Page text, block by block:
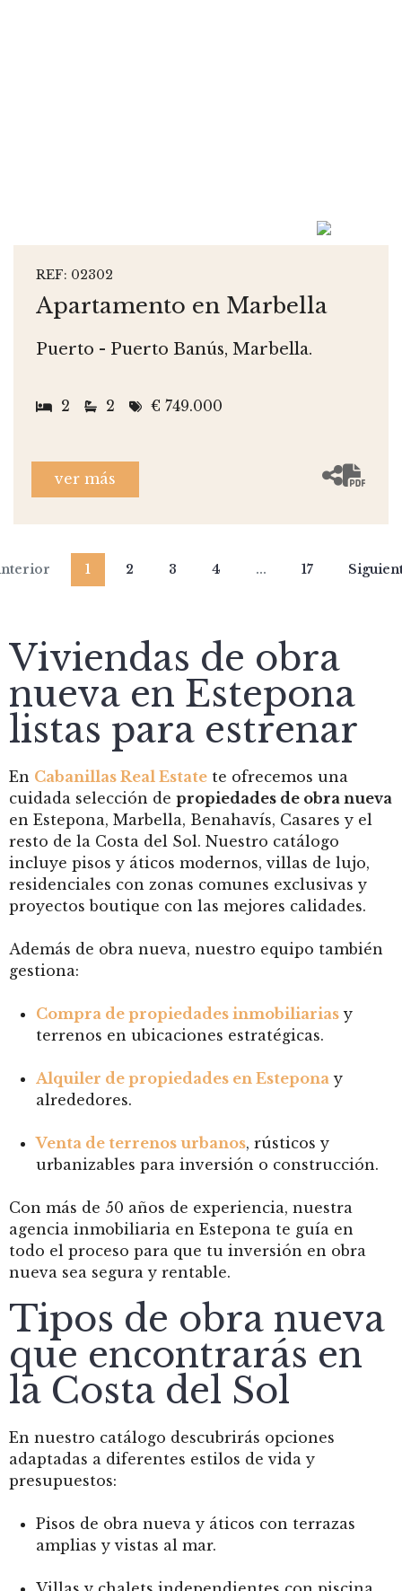
REF: 02302
Apartamento en Marbella
Puerto - Puerto Banús, Marbella.
2 2 € 749.000
ver más
1 2 3 4 ... 17
Viviendas de obra
nueva en Estepona
listas para estrenar
En Cabanillas Real Estate te ofrecemos una
cuidada selección de propiedades de obra nueva
en Estepona, Marbella, Benahavís, Casares y el
resto de la Costa del Sol. Nuestro catálogo
incluye pisos y áticos modernos, villas de lujo,
residenciales con zonas comunes exclusivas y
proyectos boutique con las mejores calidades.
Además de obra nueva, nuestro equipo también
gestiona:
Compra de propiedades inmobiliarias y
terrenos en ubicaciones estratégicas.
Alquiler de propiedades en Estepona y
alrededores.
Venta de terrenos urbanos, rústicos y
urbanizables para inversión o construcción.
Con más de 50 años de experiencia, nuestra
agencia inmobiliaria en Estepona te guía en
todo el proceso para que tu inversión en obra
nueva sea segura y rentable.
Tipos de obra nueva
que encontrarás en
la Costa del Sol
En nuestro catálogo descubrirás opciones
adaptadas a diferentes estilos de vida y
presupuestos:
Pisos de obra nueva y áticos con terrazas
amplias y vistas al mar.